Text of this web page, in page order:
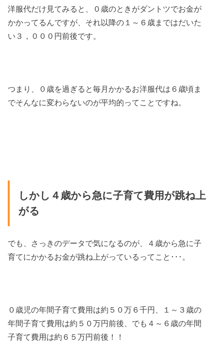
洋服代だけ見てみると、０歳のときがダントツでお金が
かかってるんですが、それ以降の１～６歳まではだいた
い３，０００円前後です。
つまり、０歳を過ぎると毎月かかるお洋服代は６歳頃ま
でそんなに変わらないのが平均的ってことですね。
しかし４歳から急に子育て費用が跳ね上
がる
でも、さっきのデータで気になるのが、４歳から急に子
育てにかかるお金が跳ね上がっているってこと･･･。
０歳児の年間子育て費用は約５０万６千円、１～３歳の
年間子育て費用は約５０万円前後、でも４～６歳の年間
子育て費用は約６５万円前後！！